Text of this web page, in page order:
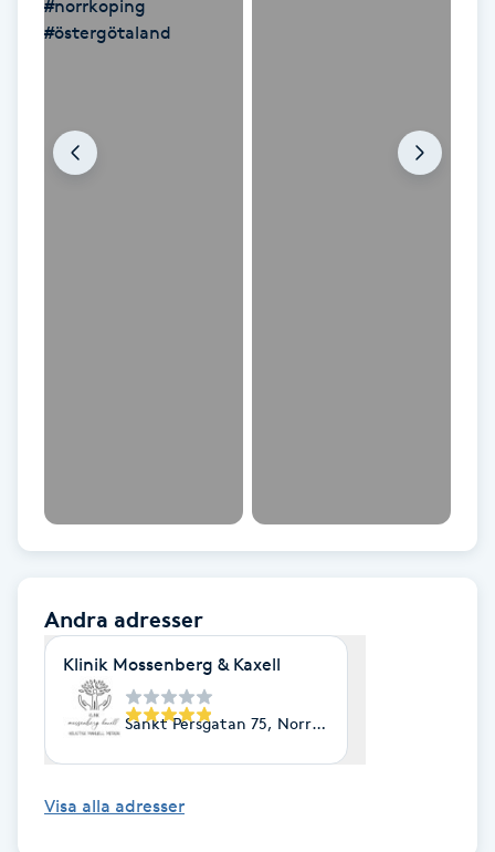
Gua Sha-massage
Hatha Yoga
Hudföryngring
Huduppstramning
Hudvård
Hyaluronsyra
Andra adresser
Klinik Mossenberg & Kaxell
Sankt Persgatan 75, Norrköping
Visa alla adresser